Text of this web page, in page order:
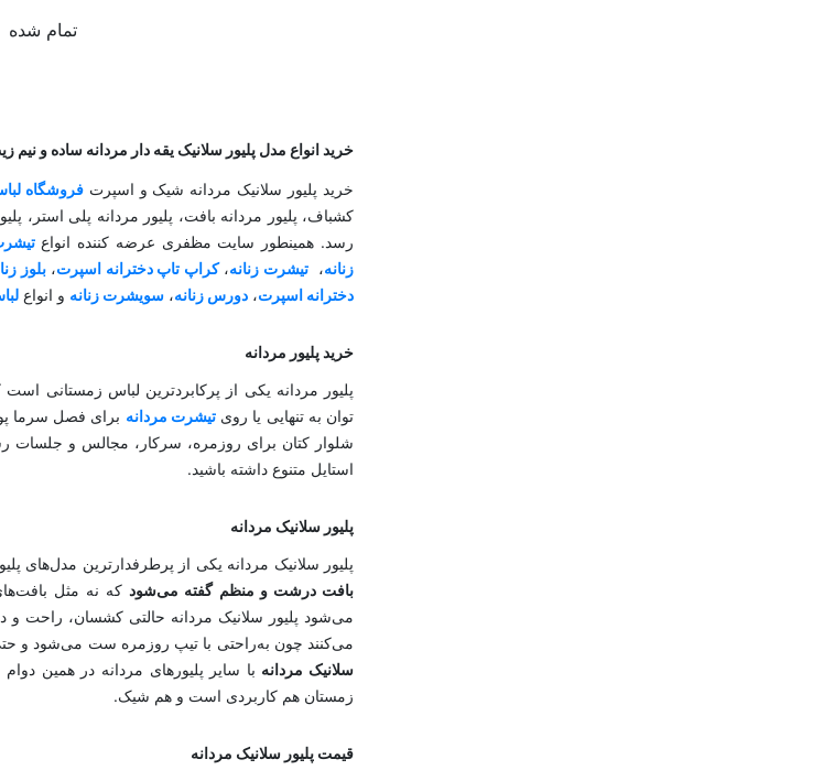
تمام شده
خرید انواع مدل پلیور سلانیک یقه دار مردانه ساده و نیم
خرید پلیور سلانیک مردانه شیک و اسپرتفروشگاه
کشباف، پلیور مردانه بافت، پلیور مردانه پلی
رسد. همینطور سایت مظفری عرضه کننده انواع
زنانه، تیشرت زنانه،کراپ تاپ دخترانه اسپرت،بلوز
دخترانه اسپرت، دورس زنانه، سویشرت زنانه و انواع
خرید پلیور مردانه
پلیور مردانه یکی از پرکابردترین لباس زمستانی
توان به تنهایی یا رویتیشرت مردانه برای فصل سرما
شلوار کتان برای روزمره، سرکار، مجالس و
استایل متنوع داشته باشید.
پلیور سلانیک مردانه
پلیور سلانیک مردانه یکی از پرطرفدارترین
بافت درشت و منظم گفته می‌شودکه نه مثل
می‌شود پلیور سلانیک مردانه حالتی کشسان، راحت و
می‌کنند چون به‌راحتی با تیپ روزمره ست می‌شود و
سلانیک مردانه با سایر پلیورهای مردانه در همین
زمستان هم کاربردی است و هم شیک.
قیمت پلیور سلانیک مردانه